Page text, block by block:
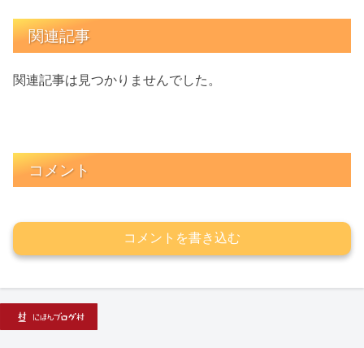
関連記事
関連記事は見つかりませんでした。
コメント
コメントを書き込む